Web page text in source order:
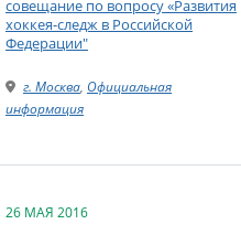
совещание по вопросу «Развития
хоккея-следж в Российской
Федерации"
г. Москва, Официальная
информация
26 МАЯ 2016